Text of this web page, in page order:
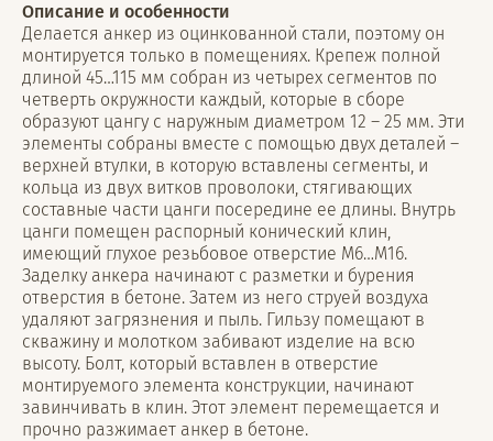
Описание и особенности
Делается анкер из оцинкованной стали, поэтому он
монтируется только в помещениях. Крепеж полной
длиной 45…115 мм собран из четырех сегментов по
четверть окружности каждый, которые в сборе
образуют цангу с наружным диаметром 12 – 25 мм. Эти
элементы собраны вместе с помощью двух деталей –
верхней втулки, в которую вставлены сегменты, и
кольца из двух витков проволоки, стягивающих
составные части цанги посередине ее длины. Внутрь
цанги помещен распорный конический клин,
имеющий глухое резьбовое отверстие М6…М16.
Заделку анкера начинают с разметки и бурения
отверстия в бетоне. Затем из него струей воздуха
удаляют загрязнения и пыль. Гильзу помещают в
скважину и молотком забивают изделие на всю
высоту. Болт, который вставлен в отверстие
монтируемого элемента конструкции, начинают
завинчивать в клин. Этот элемент перемещается и
прочно разжимает анкер в бетоне.